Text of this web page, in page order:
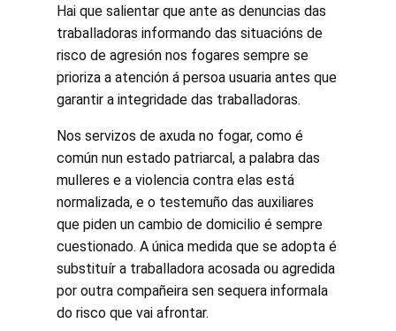
Hai que salientar que ante as denuncias das
traballadoras informando das situacións de
risco de agresión nos fogares sempre se
prioriza a atención á persoa usuaria antes que
garantir a integridade das traballadoras.
Nos servizos de axuda no fogar, como é
común nun estado patriarcal, a palabra das
mulleres e a violencia contra elas está
normalizada, e o testemuño das auxiliares
que piden un cambio de domicilio é sempre
cuestionado. A única medida que se adopta é
substituír a traballadora acosada ou agredida
por outra compañeira sen sequera informala
do risco que vai afrontar.